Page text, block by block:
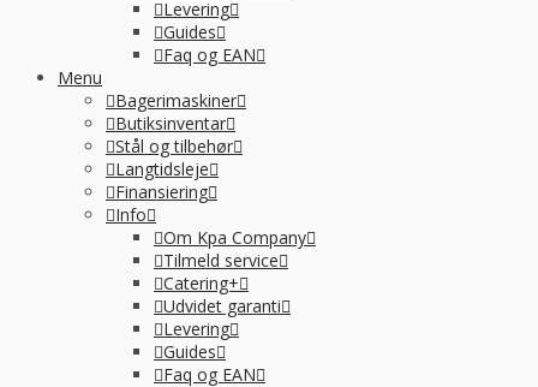
Levering
Guides
Faq og EAN
Menu
Bagerimaskiner
Butiksinventar
Stål og tilbehør
Langtidsleje
Finansiering
Info
Om Kpa Company
Tilmeld service
Catering+
Udvidet garanti
Levering
Guides
Faq og EAN